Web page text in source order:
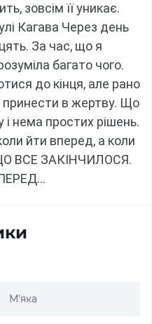
зовсім її уникає.
Кагава Через день
За час, що я
багато чого.
до кінця, але рано
принести в жертву. Що
і нема простих рішень.
йти вперед, а коли
ВСЕ ЗАКІНЧИЛОСЯ.
М'яка